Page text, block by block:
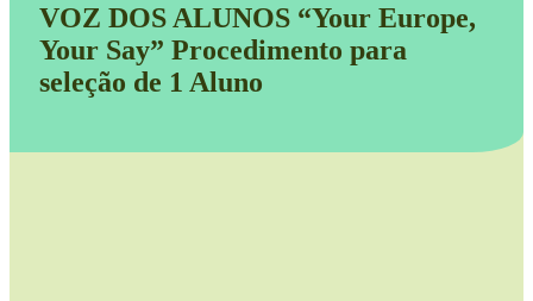
VOZ DOS ALUNOS “Your Europe,
Your Say” Procedimento para
seleção de 1 Aluno